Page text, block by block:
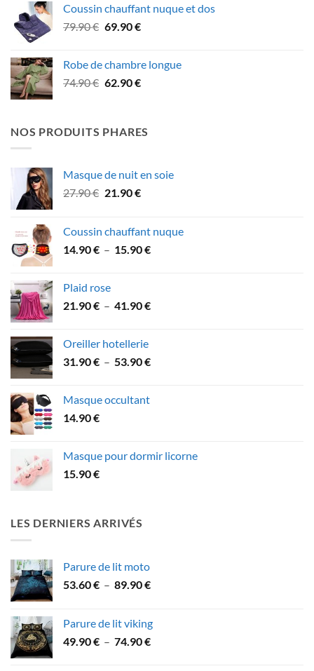
était :
99.90 €.
est :
89.90 €.
Coussin chauffant nuque et dos
79.90€ Le
était :
79.90 €.
69.90€Le
est :
69.90 €.
Robe de chambre longue
74.90€ Le
était :
74.90 €.
62.90€Le
est :
62.90 €.
NOS PRODUITS PHARES
Masque de nuit en soie
27.90€ Le
était :
27.90 €.
21.90€Le
est :
21.90 €.
Coussin chauffant nuque
14.90€ – 15.90€Plage
à
Plaid rose
21.90€ – 41.90€Plage
à
Oreiller hotellerie
31.90€ – 53.90€Plage
Masque occultant
14.90€
Masque pour dormir licorne
15.90€
LES DERNIERS ARRIVÉS
Parure de lit moto
53.60€ – 89.90€Plage
53.60 €
à
Parure de lit viking
49.90€ – 74.90€Plage